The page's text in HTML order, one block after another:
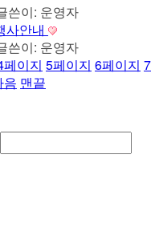
쓴이: 운영자
사안내
쓴이: 운영자
페이지 5페이지 6페이지 7
음 맨끝